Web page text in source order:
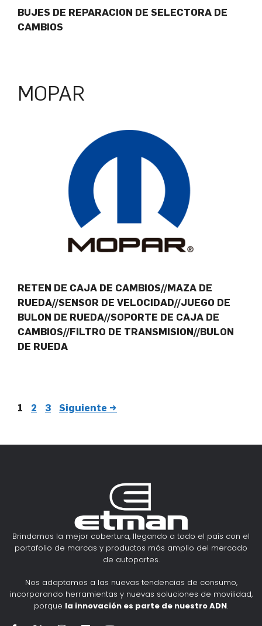
BUJES DE REPARACION DE SELECTORA DE
CAMBIOS
MOPAR
RETEN DE CAJA DE CAMBIOS//MAZA DE
RUEDA//SENSOR DE VELOCIDAD//JUEGO DE
BULON DE RUEDA//SOPORTE DE CAJA DE
CAMBIOS//FILTRO DE TRANSMISION//BULON
DE RUEDA
1 2 3 Siguiente →
Brindamos la mejor cobertura, llegando a todo el país con el
portafolio de marcas y productos más amplio del mercado
de autopartes.
Nos adaptamos a las nuevas tendencias de consumo,
incorporando herramientas y nuevas soluciones de movilidad,
porque la innovación es parte de nuestro ADN.